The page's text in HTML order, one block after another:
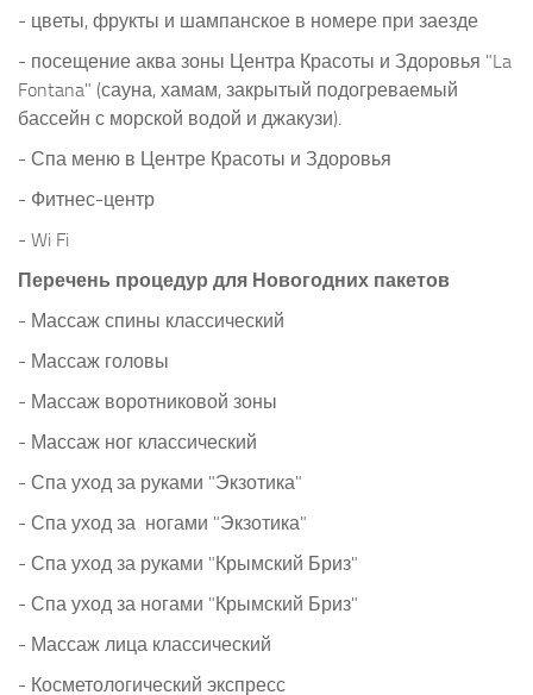
- цветы, фрукты и шампанское в номере при заезде
- посещение аква зоны Центра Красоты и Здоровья "La
Fontana" (сауна, хамам, закрытый подогреваемый
бассейн с морской водой и джакузи).
- Спа меню в Центре Красоты и Здоровья
- Фитнес-центр
- Wi Fi
Перечень процедур для Новогодних пакетов
- Массаж спины классический
- Массаж головы
- Массаж воротниковой зоны
- Массаж ног классический
- Спа уход за руками "Экзотика"
- Спа уход за ногами "Экзотика"
- Спа уход за руками "Крымский Бриз"
- Спа уход за ногами "Крымский Бриз"
- Массаж лица классический
- Косметологический экспресс